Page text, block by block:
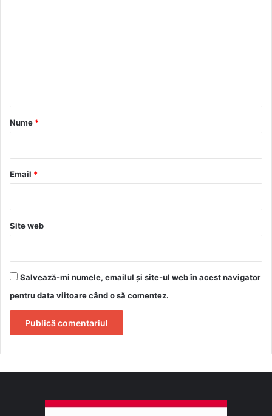
r
*
Nume *
Email *
Site web
Salvează-mi numele, emailul și site-ul web în acest navigator
pentru data viitoare când o să comentez.